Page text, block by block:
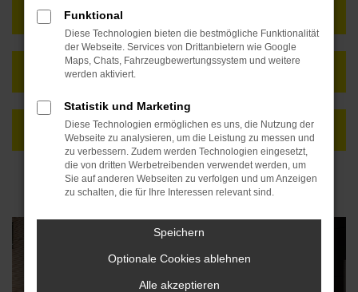
FAHRZEUG ANFRAGEN
NEUWAGENKONFIGURATOR
FAHRZEUG ALS AUTO ABO
Funktional
Diese Technologien bieten die bestmögliche Funktionalität
der Webseite. Services von Drittanbietern wie Google
Maps, Chats, Fahrzeugbewertungssystem und weitere
werden aktiviert.
Statistik und Marketing
Diese Technologien ermöglichen es uns, die Nutzung der
Webseite zu analysieren, um die Leistung zu messen und
zu verbessern. Zudem werden Technologien eingesetzt,
die von dritten Werbetreibenden verwendet werden, um
Sie auf anderen Webseiten zu verfolgen und um Anzeigen
zu schalten, die für Ihre Interessen relevant sind.
Speichern
Optionale Cookies ablehnen
Alle akzeptieren